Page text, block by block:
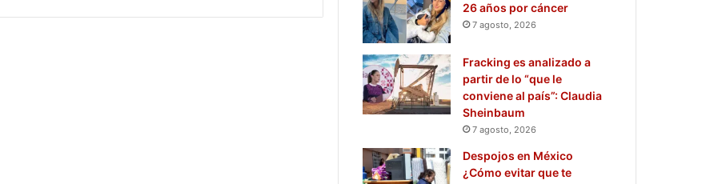
26 años por cáncer
7 agosto, 2026
Fracking es analizado a
partir de lo “que le
conviene al país”: Claudia
Sheinbaum
7 agosto, 2026
Despojos en México
¿Cómo evitar que te